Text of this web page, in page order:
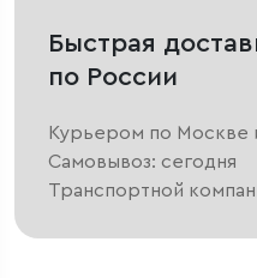
Быстрая
по России
Курьером по Москве
Самовывоз: сегодня
Транспортной